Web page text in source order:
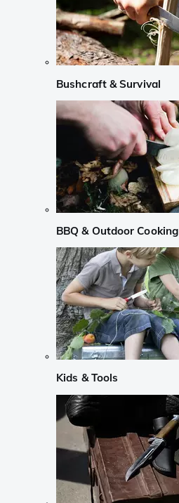
Bushcraft & Survival
BBQ & Outdoor Cooking
Kids & Tools